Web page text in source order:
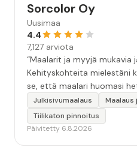
Sorcolor Oy
Uusimaa
4.4
7,127 arviota
“Maalarit ja myyjä mukavia
Kehityskohteita mielestäni
se, että maalari huomasi
värin erot mitä en
kohtaa huomattu mutta
tilanteessa myyjä olisi jo
Julkisivumaalaus
Tiilikaton pinnoitus
Päivitetty 6.8.2026